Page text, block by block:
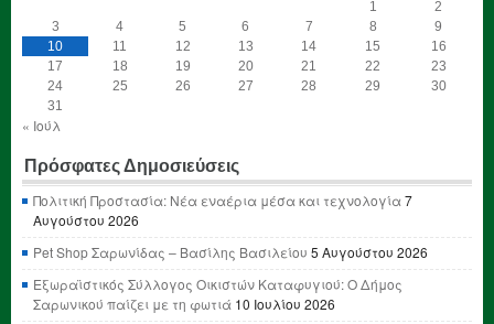
1
2
3
4 5 6 7 8
9
10
11 12 13 14 15
16
17
18 19 20 21 22
23
24
25 26 27 28 29
30
31
« Ιούλ
Πρόσφατες Δημοσιεύσεις
Πολιτική Προστασία: Νέα εναέρια μέσα και τεχνολογία7
Αυγούστου 2026
Pet Shop Σαρωνίδας – Βασίλης Βασιλείου 5 Αυγούστου 2026
Εξωραϊστικός Σύλλογος Οικιστών Καταφυγιού: Ο Δήμος
Σαρωνικού παίζει με τη φωτιά 10 Ιουλίου 2026